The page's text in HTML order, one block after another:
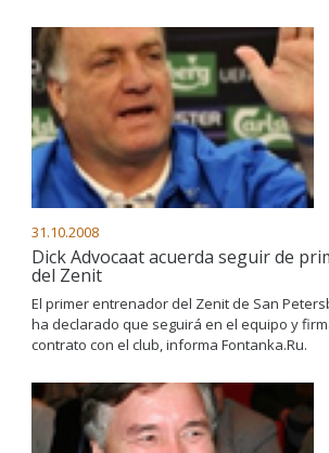
31.10.2008
Dick Advocaat acuerda seguir de
del Zenit
El primer entrenador del Zenit de San
ha declarado que seguirá en el equipo y
contrato con el club, informa Fontanka.Ru.